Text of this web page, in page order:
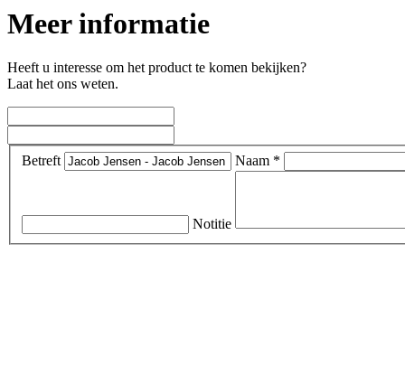
Meer informatie
Heeft u interesse om het product te komen bekijken?
Laat het ons weten.
Betreft Naam *
Notitie